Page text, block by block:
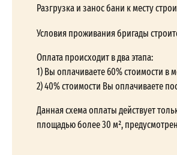
Разгрузка и занос бани к месту
Условия проживания бригады
Оплата происходит в два этапа:
1) Вы оплачиваете 60% стоимости в
2) 40% стоимости Вы оплачиваете
Данная схема оплаты действует
площадью более 30 м²,